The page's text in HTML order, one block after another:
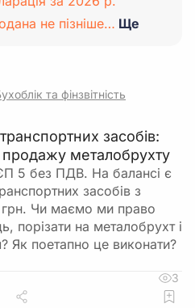
не пізніше… Ще
та фінзвітність
засобів:
металобрухту
5 без ПДВ. На балансі є
засобів з
Чи маємо ми право
порізати на металобрухт і
Як поетапно це виконати?
3